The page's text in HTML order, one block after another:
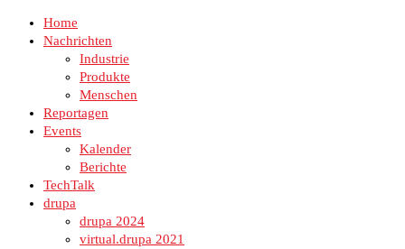
Home
Nachrichten
Industrie
Produkte
Menschen
Reportagen
Events
Kalender
Berichte
TechTalk
drupa
drupa 2024
virtual.drupa 2021